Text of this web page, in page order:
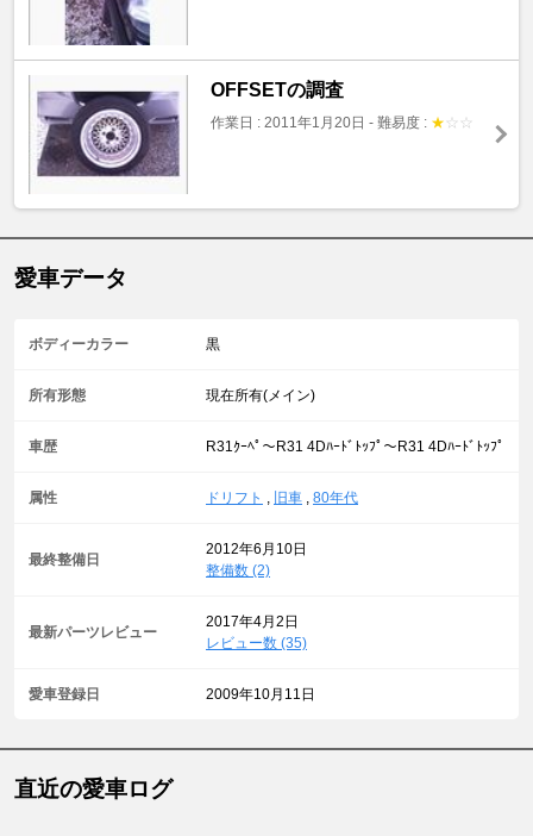
OFFSETの調査
作業日 : 2011年1月20日 - 難易度 : ★ ☆ ☆
愛車データ
ボディーカラー 黒
所有形態 現在所有(メイン)
車歴 R31ｸｰﾍﾟ～R31 4Dﾊｰﾄﾞﾄｯﾌﾟ～R31 4Dﾊｰﾄﾞﾄｯﾌﾟ
属性 ドリフト , 旧車 , 80年代
最終整備日
2012年6月10日
整備数 (2)
最新パーツレビュー
2017年4月2日
レビュー数 (35)
愛車登録日 2009年10月11日
直近の愛車ログ